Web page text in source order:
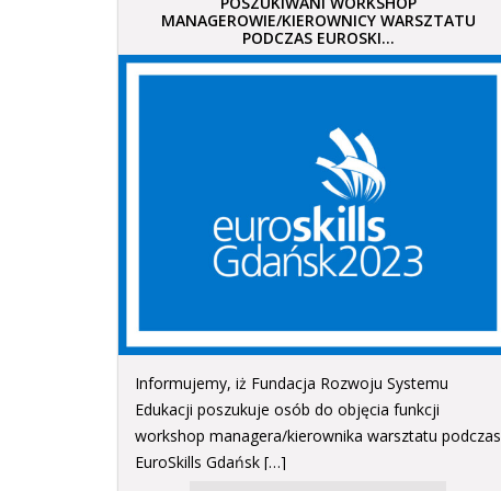
MANAGEROWIE/KIEROWNICY WARSZTATU
PODCZAS EUROSKI...
Informujemy, iż Fundacja Rozwoju Systemu
Edukacji poszukuje osób do objęcia funkcji
workshop managera/kierownika warsztatu podczas
EuroSkills Gdańsk […]